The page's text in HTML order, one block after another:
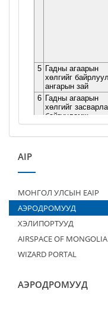
AIP
МОНГОЛ УЛСЫН EAIP
АЭРОДРОМУУД
ХЭЛИПОРТУУД
AIRSPACE OF MONGOLIA
WIZARD PORTAL
АЭРОДРОМУУД